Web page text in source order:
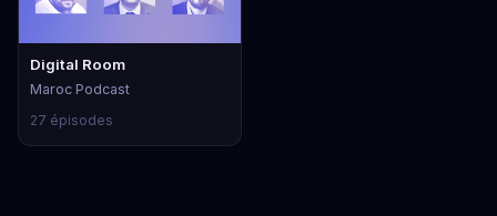
Digital Room
Maroc Podcast
27 épisodes